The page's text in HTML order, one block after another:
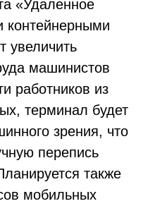
«Удаленное
контейнерными
увеличить
машинистов
работников из
терминал будет
зрения, что
перепись
также
мобильных